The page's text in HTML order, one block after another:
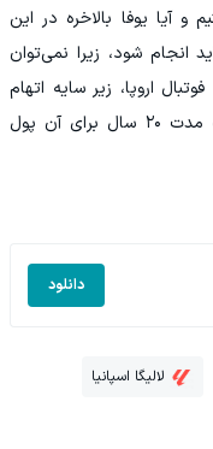
و آیا یوفا بالاخره در این
انجام شود، زیرا نمی‌توان
اروپا، زیر سایه اتهام
فساد قرار داشته باشد؛ آن هم فسادی که به مدت ۲۰ سال برای آن پول
دانلود
لالیگا اسپانیا